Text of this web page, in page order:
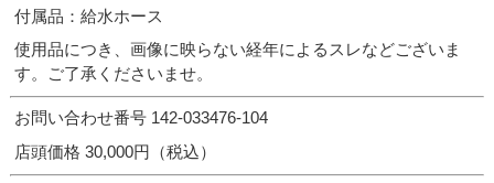
付属品：給水ホース
使用品につき、画像に映らない経年によるスレなどございま
す。ご了承くださいませ。
お問い合わせ番号 142-033476-104
店頭価格 30,000円（税込）